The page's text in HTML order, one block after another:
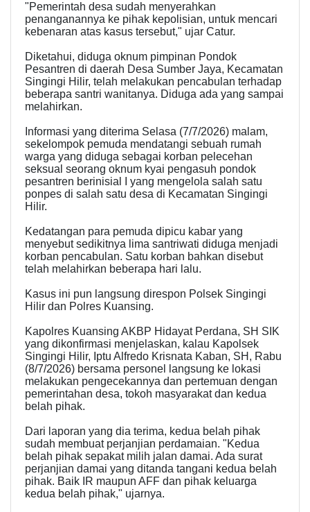
"Pemerintah desa sudah menyerahkan
penanganannya ke pihak kepolisian, untuk mencari
kebenaran atas kasus tersebut," ujar Catur.
Diketahui, diduga oknum pimpinan Pondok
Pesantren di daerah Desa Sumber Jaya, Kecamatan
Singingi Hilir, telah melakukan pencabulan terhadap
beberapa santri wanitanya. Diduga ada yang sampai
melahirkan.
Informasi yang diterima Selasa (7/7/2026) malam,
sekelompok pemuda mendatangi sebuah rumah
warga yang diduga sebagai korban pelecehan
seksual seorang oknum kyai pengasuh pondok
pesantren berinisial I yang mengelola salah satu
ponpes di salah satu desa di Kecamatan Singingi
Hilir.
Kedatangan para pemuda dipicu kabar yang
menyebut sedikitnya lima santriwati diduga menjadi
korban pencabulan. Satu korban bahkan disebut
telah melahirkan beberapa hari lalu.
Kasus ini pun langsung direspon Polsek Singingi
Hilir dan Polres Kuansing.
Kapolres Kuansing AKBP Hidayat Perdana, SH SIK
yang dikonfirmasi menjelaskan, kalau Kapolsek
Singingi Hilir, Iptu Alfredo Krisnata Kaban, SH, Rabu
(8/7/2026) bersama personel langsung ke lokasi
melakukan pengecekannya dan pertemuan dengan
pemerintahan desa, tokoh masyarakat dan kedua
belah pihak.
Dari laporan yang dia terima, kedua belah pihak
sudah membuat perjanjian perdamaian. "Kedua
belah pihak sepakat milih jalan damai. Ada surat
perjanjian damai yang ditanda tangani kedua belah
pihak. Baik IR maupun AFF dan pihak keluarga
kedua belah pihak," ujarnya.